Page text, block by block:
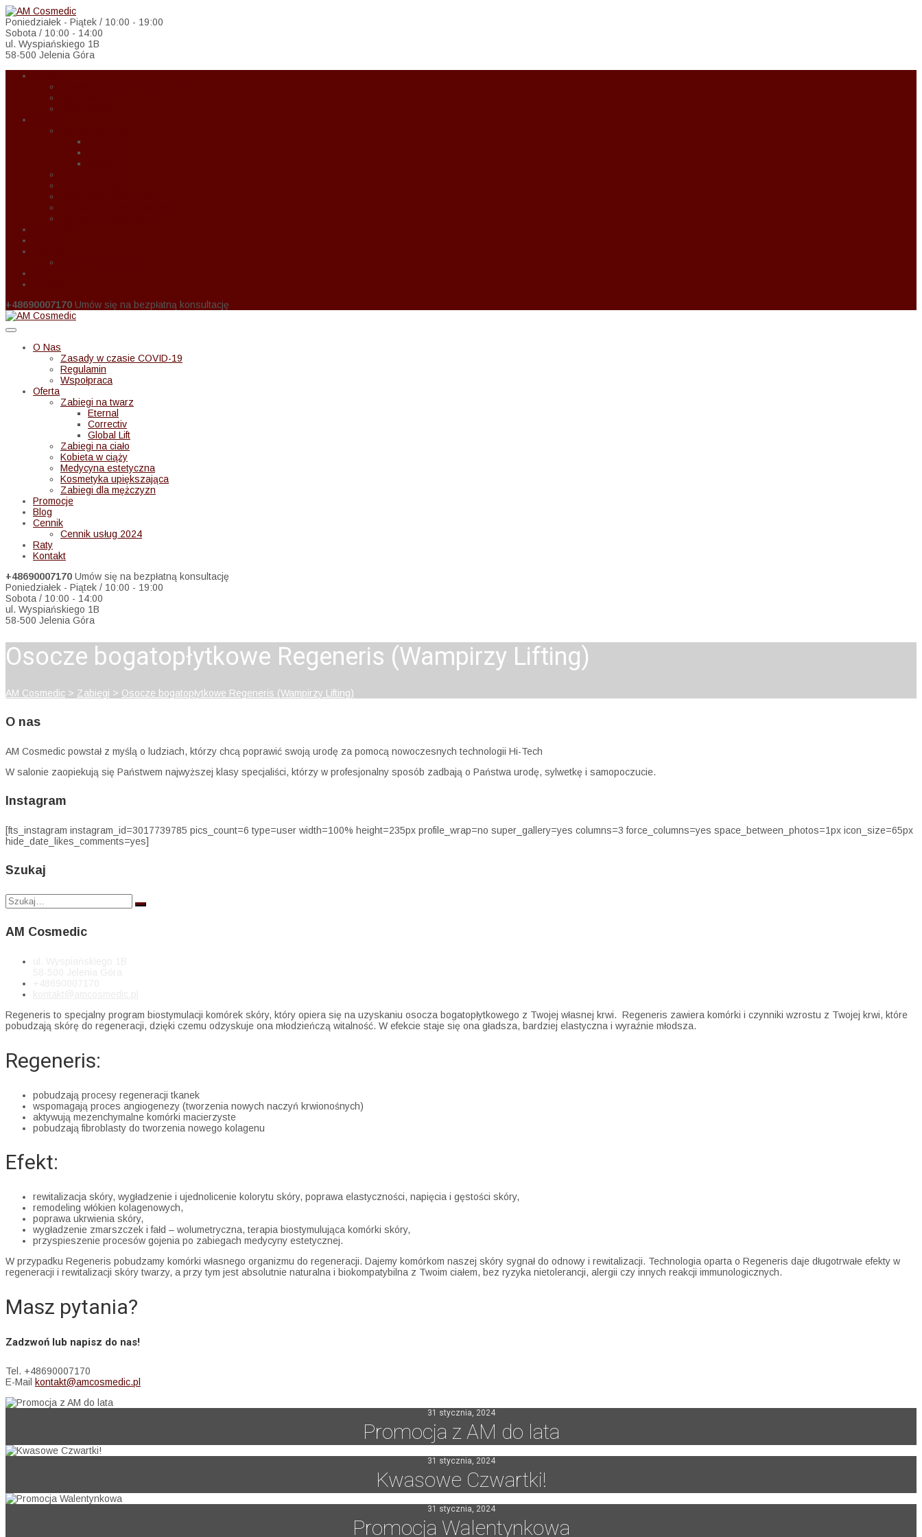
Poniedziałek - Piątek / 10:00 - 19:00
Sobota / 10:00 - 14:00
ul. Wyspiańskiego 1B
58-500 Jelenia Góra
+48690007170 Umów się na bezpłatną konsultację
O Nas
Zasady w czasie COVID-19
Regulamin
Wspołpraca
Oferta
Zabiegi na twarz
Eternal
Correctiv
Global Lift
Zabiegi na ciało
Kobieta w ciąży
Medycyna estetyczna
Kosmetyka upiększająca
Zabiegi dla mężczyzn
Promocje
Blog
Cennik
Cennik usług 2024
Raty
Kontakt
+48690007170 Umów się na bezpłatną konsultację
Poniedziałek - Piątek / 10:00 - 19:00
Sobota / 10:00 - 14:00
ul. Wyspiańskiego 1B
58-500 Jelenia Góra
Osocze bogatopłytkowe Regeneris (Wampirzy Lifting)
AM Cosmedic > Zabiegi > Osocze bogatopłytkowe Regeneris (Wampirzy Lifting)
O nas
AM Cosmedic powstał z myślą o ludziach, którzy chcą poprawić swoją urodę za pomocą nowoczesnych technologii Hi-Tech
W salonie zaopiekują się Państwem najwyższej klasy specjaliści, którzy w profesjonalny sposób zadbają o Państwa urodę, sylwetkę i samopoczucie.
Instagram
[fts_instagram instagram_id=3017739785 pics_count=6 type=user width=100% height=235px profile_wrap=no super_gallery=yes columns=3 force_columns=yes space_between_photos=1px icon_size=65px
hide_date_likes_comments=yes]
Szukaj
AM Cosmedic
Regeneris to specjalny program biostymulacji komórek skóry, który opiera się na uzyskaniu osocza bogatopłytkowego z Twojej własnej krwi. Regeneris zawiera komórki i czynniki wzrostu z Twojej krwi, które
pobudzają skórę do regeneracji, dzięki czemu odzyskuje ona młodzieńczą witalność. W efekcie staje się ona gładsza, bardziej elastyczna i wyraźnie młodsza.
Regeneris:
pobudzają procesy regeneracji tkanek
wspomagają proces angiogenezy (tworzenia nowych naczyń krwionośnych)
aktywują mezenchymalne komórki macierzyste
pobudzają fibroblasty do tworzenia nowego kolagenu
Efekt:
rewitalizacja skóry, wygładzenie i ujednolicenie kolorytu skóry, poprawa elastyczności, napięcia i gęstości skóry,
remodeling włókien kolagenowych,
poprawa ukrwienia skóry,
wygładzenie zmarszczek i fałd – wolumetryczna, terapia biostymulująca komórki skóry,
przyspieszenie procesów gojenia po zabiegach medycyny estetycznej.
W przypadku Regeneris pobudzamy komórki własnego organizmu do regeneracji. Dajemy komórkom naszej skóry sygnał do odnowy i rewitalizacji. Technologia oparta o Regeneris daje długotrwałe efekty w
regeneracji i rewitalizacji skóry twarzy, a przy tym jest absolutnie naturalna i biokompatybilna z Twoim ciałem, bez ryzyka nietolerancji, alergii czy innych reakcji immunologicznych.
Masz pytania?
Zadzwoń lub napisz do nas!
Tel. +48690007170
E-Mail
kontakt@amcosmedic.pl
31 stycznia, 2024
Promocja z AM do lata
31 stycznia, 2024
Kwasowe Czwartki!
31 stycznia, 2024
Promocja Walentynkowa